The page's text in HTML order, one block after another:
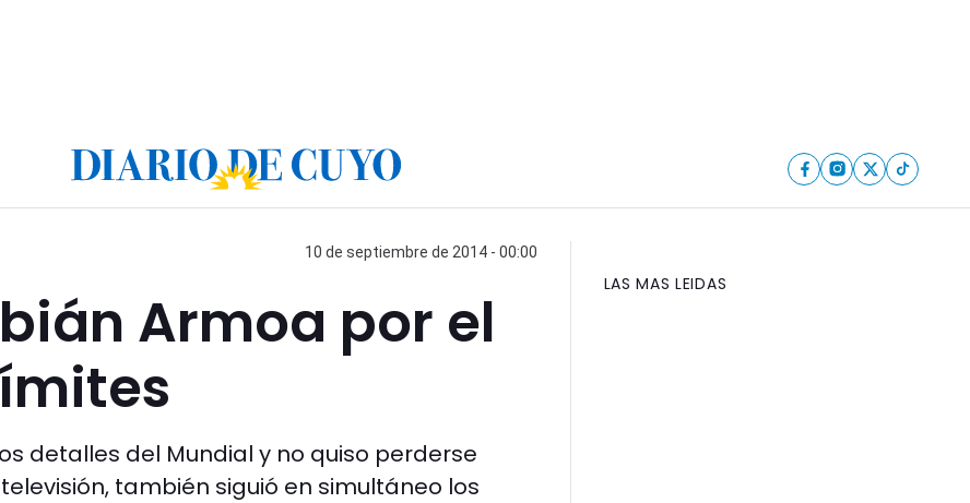
10 de septiembre de 2014 - 00:00
Armoa por el
detalles del Mundial y no quiso perderse
también siguió en simultáneo los
LAS MAS LEIDAS